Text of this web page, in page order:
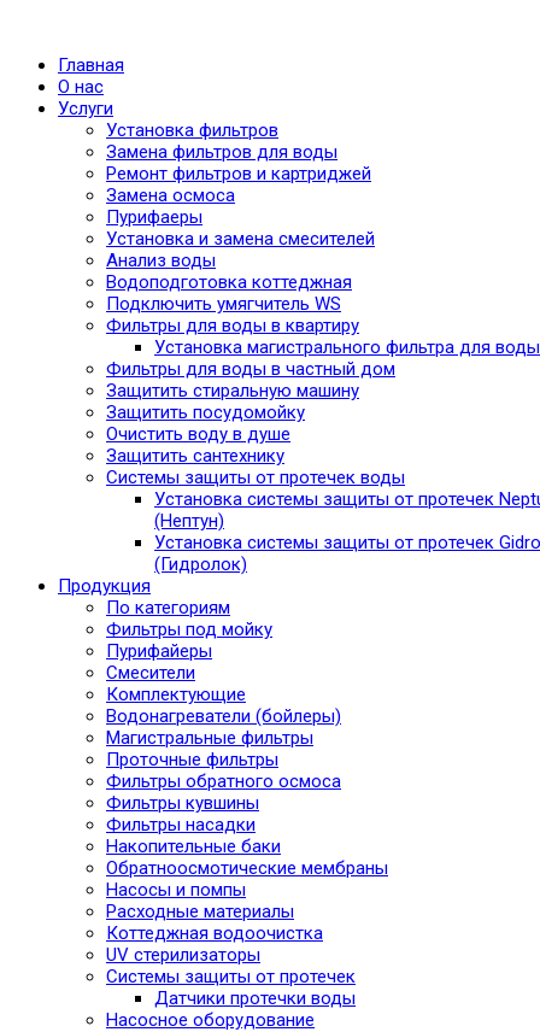
Главная
О нас
Услуги
Установка фильтров
Замена фильтров для воды
Ремонт фильтров и картриджей
Замена осмоса
Пурифаеры
Установка и замена смесителей
Анализ воды
Водоподготовка коттеджная
Подключить умягчитель WS
Фильтры для воды в квартиру
Установка магистрального фильтра для воды
Фильтры для воды в частный дом
Защитить стиральную машину
Защитить посудомойку
Очистить воду в душе
Защитить сантехнику
Системы защиты от протечек воды
Установка системы защиты от протечек
(Нептун)
Установка системы защиты от протечек
(Гидролок)
Продукция
По категориям
Фильтры под мойку
Пурифайеры
Смесители
Комплектующие
Водонагреватели (бойлеры)
Магистральные фильтры
Проточные фильтры
Фильтры обратного осмоса
Фильтры кувшины
Фильтры насадки
Накопительные баки
Обратноосмотические мембраны
Насосы и помпы
Расходные материалы
Коттеджная водоочистка
UV стерилизаторы
Системы защиты от протечек
Датчики протечки воды
Насосное оборудование